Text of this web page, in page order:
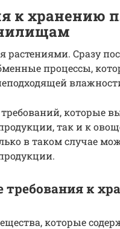
к хранению
Сразу
процессы,
которые
так и к
в таком случае
требования к
которые